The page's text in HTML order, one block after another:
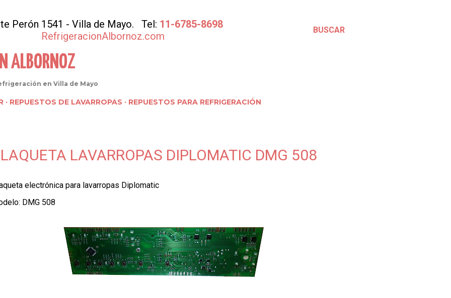
BUSCAR
Perón 1541 - Villa de Mayo. Tel: 11-6785-8698
RefrigeracionAlbornoz.com
ALBORNOZ
en Villa de Mayo
REPUESTOS DE LAVARROPAS REPUESTOS PARA REFRIGERACIÓN
LAVARROPAS DIPLOMATIC DMG 508
electrónica para lavarropas Diplomatic
DMG 508